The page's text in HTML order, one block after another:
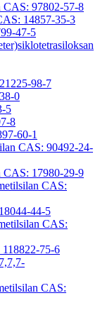
CAS: 97802-57-8
14857-35-3
47-5
98-7
0
5
8
60-1
CAS: 90492-24-
CAS: 17980-29-9
CAS:
44-5
CAS:
75-6
CAS: